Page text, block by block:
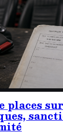
places